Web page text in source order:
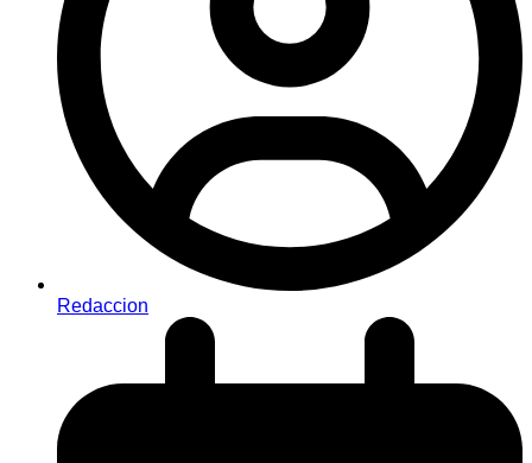
Redaccion